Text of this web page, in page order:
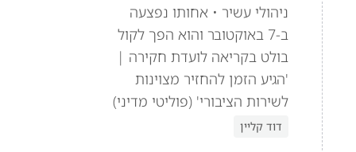
ניהולי עשיר • אחותו נפצעה
ב-7 באוקטובר והוא הפך לקול
בולט בקריאה לועדת חקירה |
'הגיע הזמן להחזיר מצוינות
לשירות הציבורי' (פוליטי מדיני)
דוד קליין